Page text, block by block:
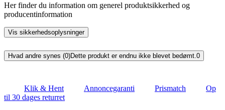
Her finder du information om generel produktsikkerhed og
producentinformation
Vis sikkerhedsoplysninger
Hvad andre synes (0)Dette produkt er endnu ikke blevet bedømt. 0
Klik & Hent Annoncegaranti Prismatch
Op
til 30 dages returret